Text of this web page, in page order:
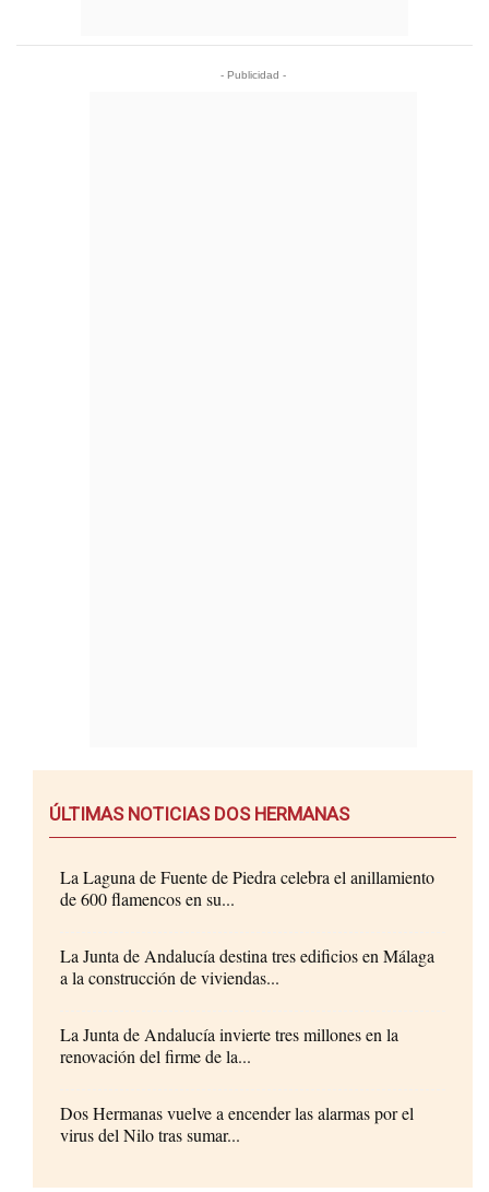
- Publicidad -
ÚLTIMAS NOTICIAS DOS HERMANAS
La Laguna de Fuente de Piedra celebra el anillamiento
de 600 flamencos en su...
La Junta de Andalucía destina tres edificios en Málaga
a la construcción de viviendas...
La Junta de Andalucía invierte tres millones en la
renovación del firme de la...
Dos Hermanas vuelve a encender las alarmas por el
virus del Nilo tras sumar...